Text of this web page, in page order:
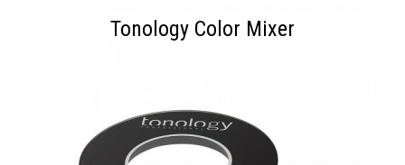
Tonology Color Mixer